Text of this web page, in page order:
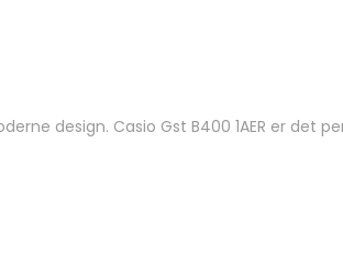
design. Casio Gst B400 1AER er det